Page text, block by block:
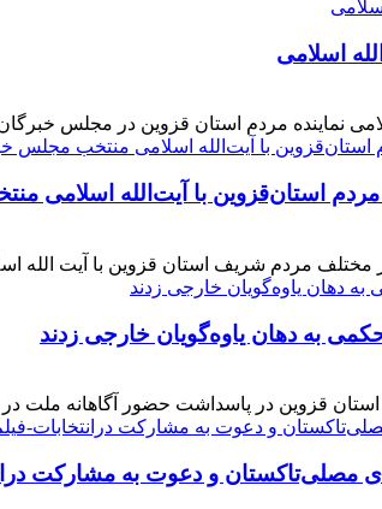
اسلامی
نماینده مردم استان قزوین در مجلس
استان‌قزوین با آیت‌الله‌ اسلامی
مختلف مردم شریف استان قزوین با آیت
به دهان یاوه‌گویان خارجی زدند
آگاهانه ملت در انتخابات ۱۱ اسفند۱۴۰۲ بسم الله الرحمن الرحیم بار دیگر
مصلی‌تاکستان و دعوت به مشارکت